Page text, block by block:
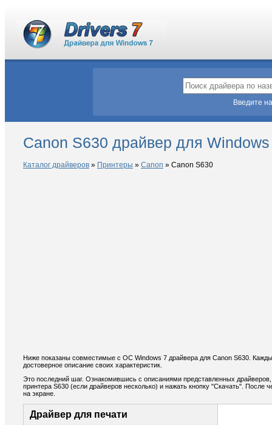
Введите
Canon S630 драйвер для
Каталог драйверов » Принтеры » Canon » Canon S630
Ниже показаны совместимые с ОС Windows 7 драйвера для Canon S630.
достоверное описание своих характеристик.
Это последний шаг. Ознакомившись с описаниями представленных
принтера S630 (если драйверов несколько) и нажать кнопку "Скачать". После
на экране.
Драйвер для печати